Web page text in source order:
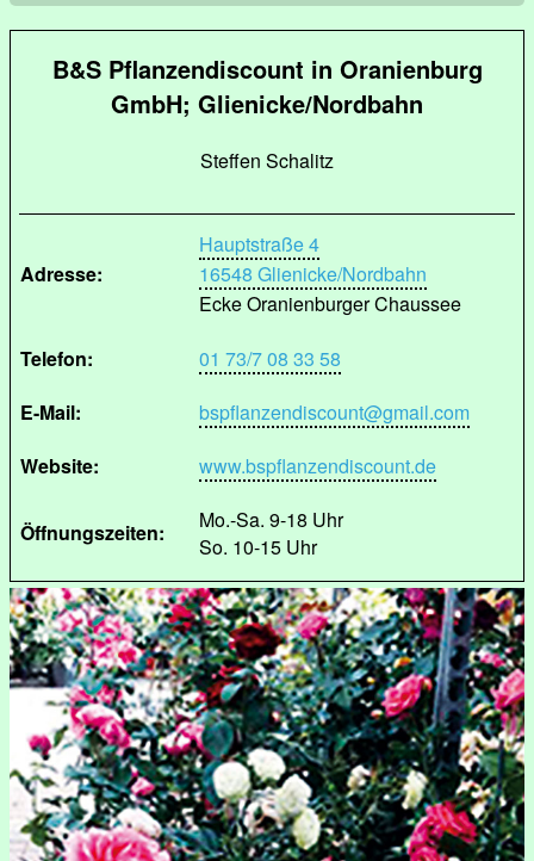
B&S Pflanzendiscount in Oranienburg
GmbH; Glienicke/Nordbahn
Steffen Schalitz
Adresse:
Hauptstraße 4
16548 Glienicke/Nordbahn
Ecke Oranienburger Chaussee
Telefon:
01 73/7 08 33 58
E-Mail:
bspflanzendiscount@gmail.com
Website:
www.bspflanzendiscount.de
Öffnungszeiten:
Mo.-Sa. 9-18 Uhr
So. 10-15 Uhr